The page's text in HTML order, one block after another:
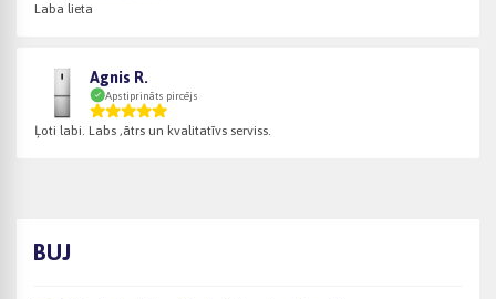
Laba lieta
Agnis R.
Apstiprināts pircējs
Ļoti labi. Labs ,ātrs un kvalitatīvs serviss.
BUJ